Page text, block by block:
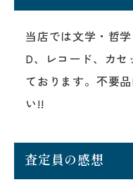
当店では文学・哲
D、レコード、カセ
ております。不要
い!!
査定員の感想